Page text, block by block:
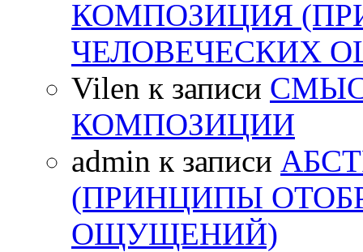
КОМПОЗИЦИЯ
ЧЕЛОВЕЧЕСКИХ
Vilen к записи
КОМПОЗИЦИИ
admin к записи
(ПРИНЦИПЫ
ОЩУЩЕНИЙ)